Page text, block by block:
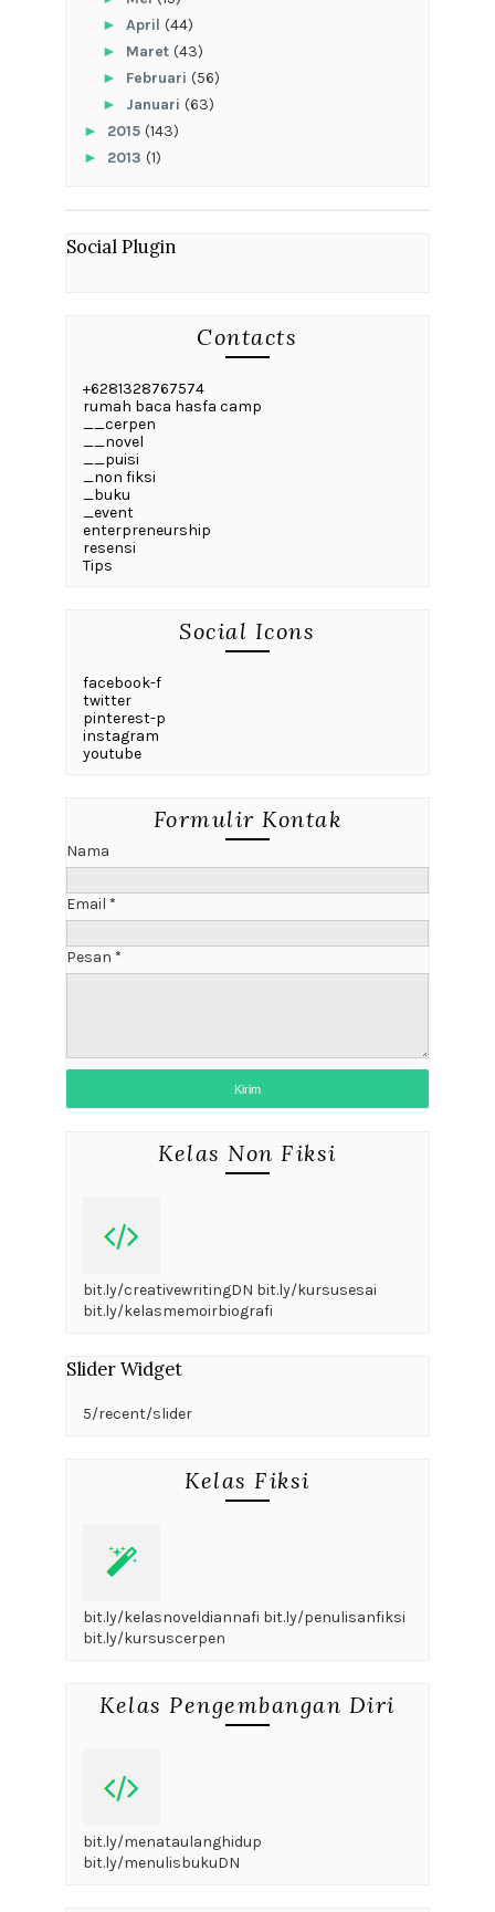
► April (44)
► Maret (43)
► Februari (56)
► Januari (63)
► 2015 (143)
► 2013 (1)
Social Plugin
Contacts
+6281328767574
rumah baca hasfa camp
__cerpen
__novel
__puisi
_non fiksi
_buku
_event
enterpreneurship
resensi
Tips
Social Icons
facebook-f
twitter
pinterest-p
instagram
youtube
Formulir Kontak
Nama
Email *
Pesan *
Kelas Non Fiksi
bit.ly/creativewritingDN bit.ly/kursusesai
bit.ly/kelasmemoirbiografi
Slider Widget
5/recent/slider
Kelas Fiksi
bit.ly/kelasnoveldiannafi bit.ly/penulisanfiksi
bit.ly/kursuscerpen
Kelas Pengembangan Diri
bit.ly/menataulanghidup
bit.ly/menulisbukuDN